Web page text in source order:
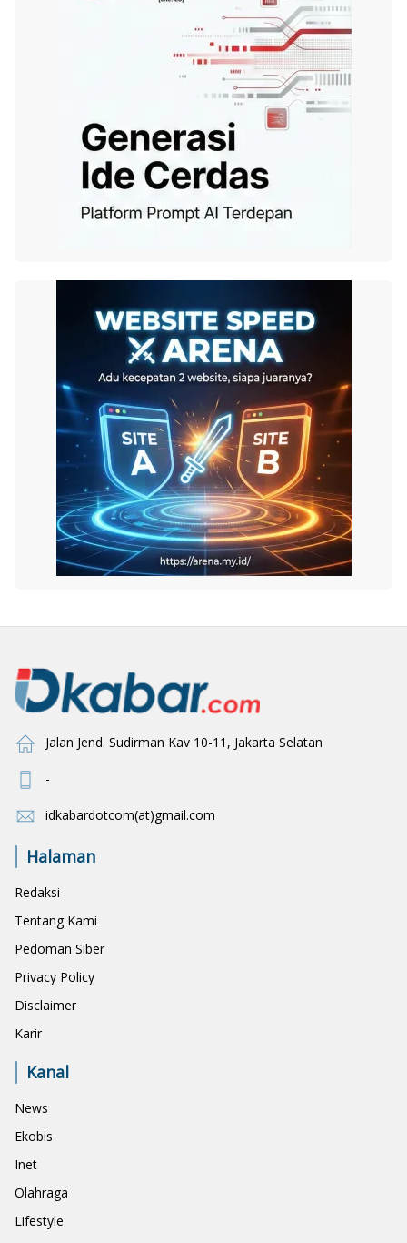
Jalan Jend. Sudirman Kav 10-11, Jakarta Selatan
-
idkabardotcom(at)gmail.com
Halaman
Redaksi
Tentang Kami
Pedoman Siber
Privacy Policy
Disclaimer
Karir
Kanal
News
Ekobis
Inet
Olahraga
Lifestyle